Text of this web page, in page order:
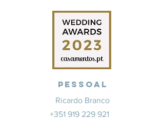
Pessoal
Ricardo Branco
+351 919 229 921